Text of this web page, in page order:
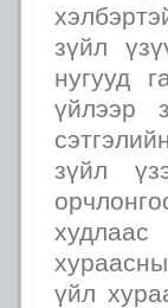
зүйл
нугууд
үйлээр
зүйл
үйл